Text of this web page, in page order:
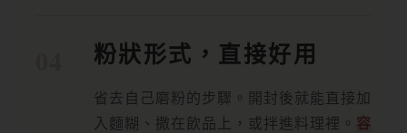
粉狀形式，直接好用
省去自己磨粉的步驟。開封後就能直接加
入麵糊、撒在飲品上，或拌進料理裡。 容